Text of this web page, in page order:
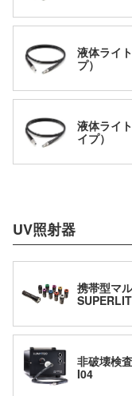
液体ライ
プ）
液体ライ
イプ）
UV照射器
携帯型マ
非破壊検
I04